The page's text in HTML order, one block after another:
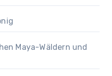
Maya-Wäldern und